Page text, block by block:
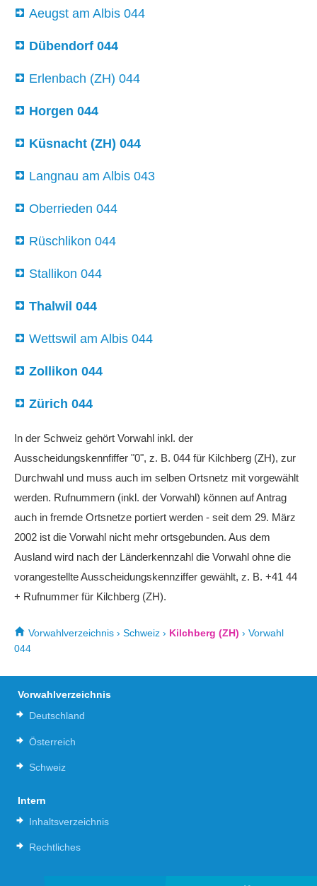
Aeugst am Albis 044
Dübendorf 044
Erlenbach (ZH) 044
Horgen 044
Küsnacht (ZH) 044
Langnau am Albis 043
Oberrieden 044
Rüschlikon 044
Stallikon 044
Thalwil 044
Wettswil am Albis 044
Zollikon 044
Zürich 044
In der Schweiz gehört Vorwahl inkl. der
Ausscheidungskennfiffer "0", z. B. 044 für Kilchberg (ZH), zur
Durchwahl und muss auch im selben Ortsnetz mit vorgewählt
werden. Rufnummern (inkl. der Vorwahl) können auf Antrag
auch in fremde Ortsnetze portiert werden - seit dem 29. März
2002 ist die Vorwahl nicht mehr ortsgebunden. Aus dem
Ausland wird nach der Länderkennzahl die Vorwahl ohne die
vorangestellte Ausscheidungskennziffer gewählt, z. B. +41 44
+ Rufnummer für Kilchberg (ZH).
Vorwahlverzeichnis › Schweiz › Kilchberg (ZH) › Vorwahl
044
Vorwahlverzeichnis
Deutschland
Österreich
Schweiz
Intern
Inhaltsverzeichnis
Rechtliches